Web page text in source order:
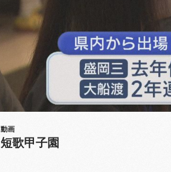
動画
短歌甲子園